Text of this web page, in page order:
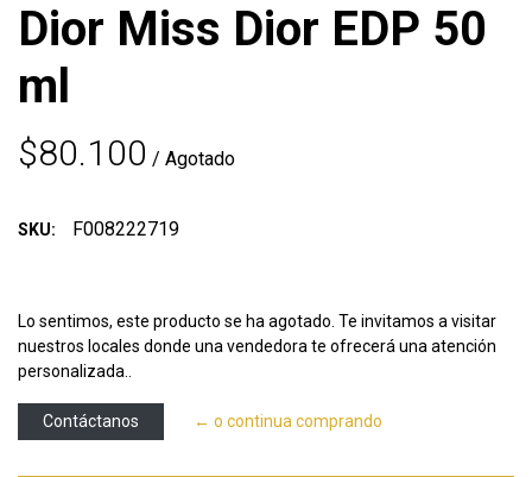
Dior Miss Dior EDP 50
ml
$80.100 / Agotado
SKU: F008222719
Lo sentimos, este producto se ha agotado. Te invitamos a visitar
nuestros locales donde una vendedora te ofrecerá una atención
personalizada..
Contáctanos ← o continua comprando